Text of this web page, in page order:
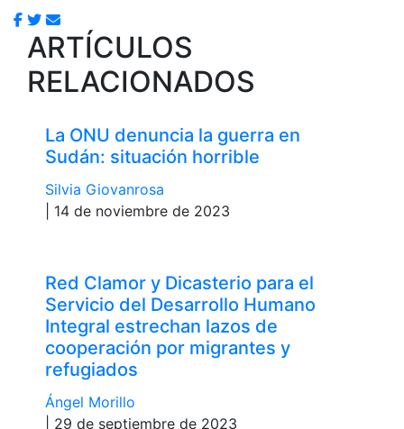
ARTÍCULOS
RELACIONADOS
La ONU denuncia la guerra en
Sudán: situación horrible
Silvia Giovanrosa
| 14 de noviembre de 2023
Red Clamor y Dicasterio para el
Servicio del Desarrollo Humano
Integral estrechan lazos de
cooperación por migrantes y
refugiados
Ángel Morillo
| 29 de septiembre de 2023